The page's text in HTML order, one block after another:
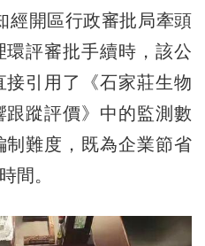
經開區行政審批局牽頭
評審批手續時，該公
引用了《石家莊生物
蹤評價》中的監測數
難度，既為企業節省
間。